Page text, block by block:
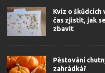
Kvíz o škůdcích
čas zjistit, jak
zbavit
Pěstování
zahrádkář